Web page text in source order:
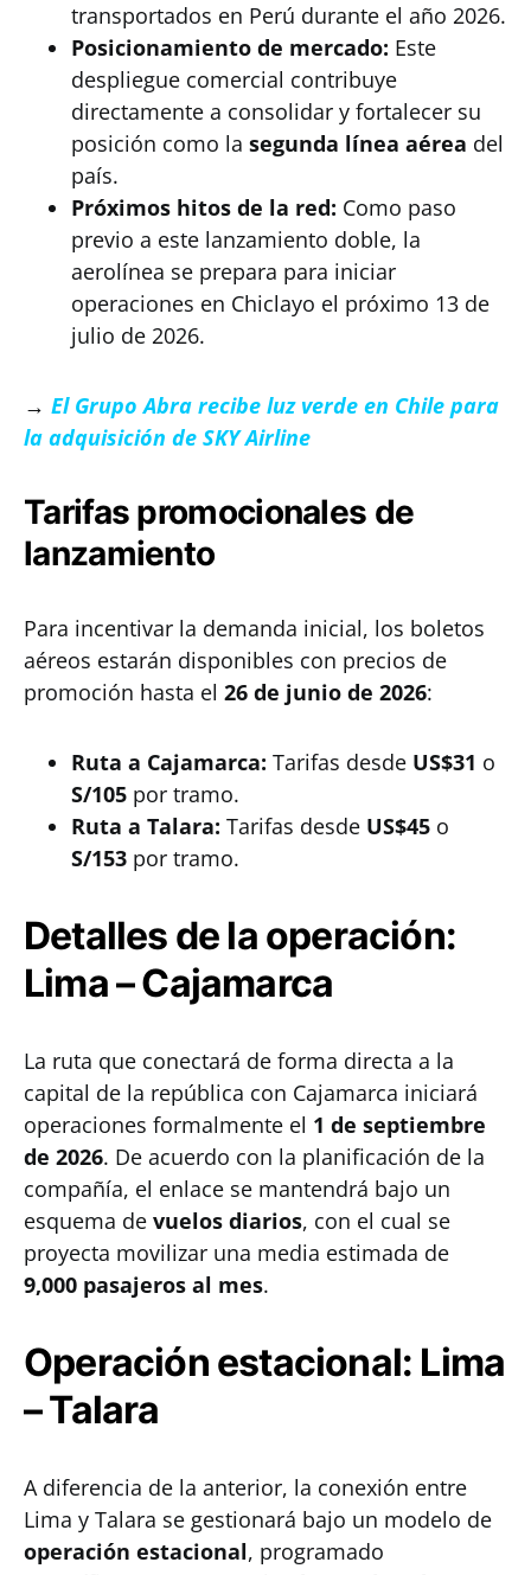
transportados en Perú durante el año 2026.
Posicionamiento de mercado: Este
despliegue comercial contribuye
directamente a consolidar y fortalecer su
posición como la segunda línea aérea del
país.
Próximos hitos de la red: Como paso
previo a este lanzamiento doble, la
aerolínea se prepara para iniciar
operaciones en Chiclayo el próximo 13 de
julio de 2026.
→ El Grupo Abra recibe luz verde en Chile para
la adquisición de SKY Airline
Tarifas promocionales de
lanzamiento
Para incentivar la demanda inicial, los boletos
aéreos estarán disponibles con precios de
promoción hasta el 26 de junio de 2026:
Ruta a Cajamarca: Tarifas desde US$31 o
S/105 por tramo.
Ruta a Talara: Tarifas desde US$45 o
S/153 por tramo.
Detalles de la operación:
Lima – Cajamarca
La ruta que conectará de forma directa a la
capital de la república con Cajamarca iniciará
operaciones formalmente el 1 de septiembre
de 2026. De acuerdo con la planificación de la
compañía, el enlace se mantendrá bajo un
esquema de vuelos diarios, con el cual se
proyecta movilizar una media estimada de
9,000 pasajeros al mes.
Operación estacional: Lima
– Talara
A diferencia de la anterior, la conexión entre
Lima y Talara se gestionará bajo un modelo de
operación estacional, programado